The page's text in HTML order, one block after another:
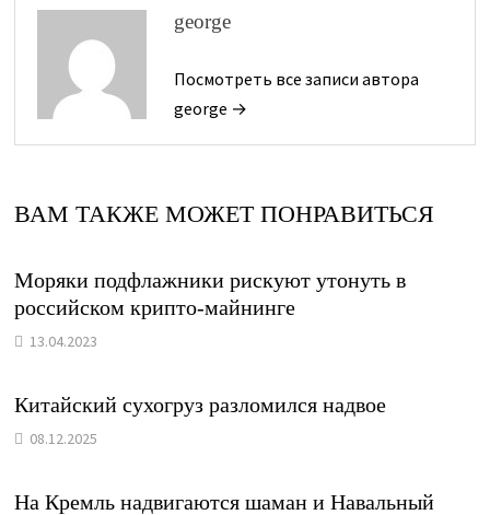
george
Посмотреть все записи автора
george →
ВАМ ТАКЖЕ МОЖЕТ ПОНРАВИТЬСЯ
Моряки подфлажники рискуют утонуть в
российском крипто-майнинге
13.04.2023
Китайский сухогруз разломился надвое
08.12.2025
На Кремль надвигаются шаман и Навальный